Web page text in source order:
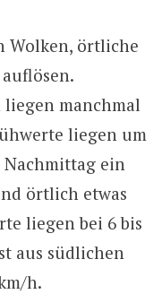
Wolken, örtliche
manchmal
liegen um
Nachmittag ein
örtlich etwas
liegen bei 6 bis
aus südlichen
h.